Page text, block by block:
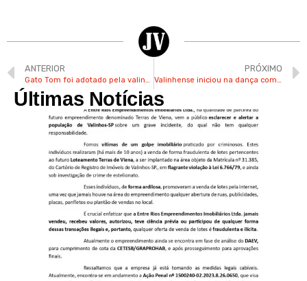
ANTERIOR
Gato Tom foi adotado pela valinhense Carmen após ser abandonado 2 vezes
PRÓXIMO
Valinhense iniciou na dança como um hobby e hoje integra o Pré-Corpo de Baile
Últimas Notícias